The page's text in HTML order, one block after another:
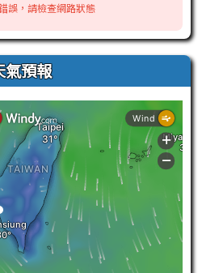
誤，請檢查網路狀態
氣預報